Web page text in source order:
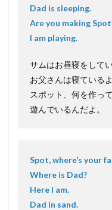
Dad is sleeping.
Are you making
I am playing.
サムはお昼寝をしてい
お父さんは寝ているよ
スポット、何を作っ
遊んでいるんだよ。
Spot, where’s your
Where is Dad?
Here I am.
Dad in sand.